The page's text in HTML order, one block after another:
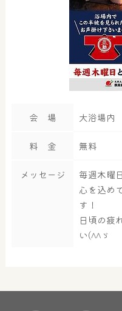
会 場 大浴場内
料 金 無料
メッセージ
毎週木曜
心を込め
す！
日頃の疲
い(^^ゞ